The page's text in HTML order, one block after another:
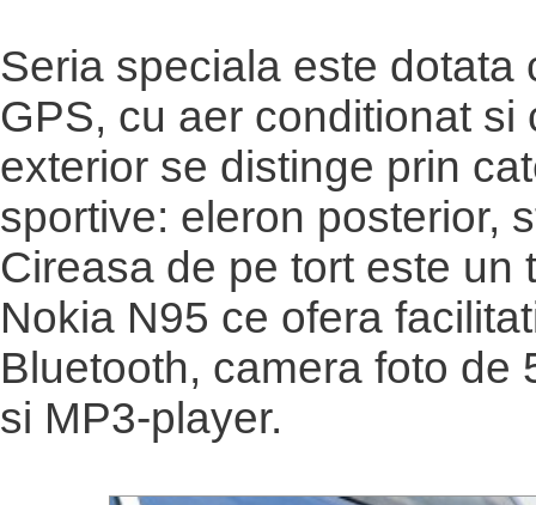
Seria speciala este dotata
GPS, cu aer conditionat si
exterior se distinge prin
sportive: eleron posterior,
Cireasa de pe tort este un
Nokia N95 ce ofera
Bluetooth, camera foto de
si MP3-player.